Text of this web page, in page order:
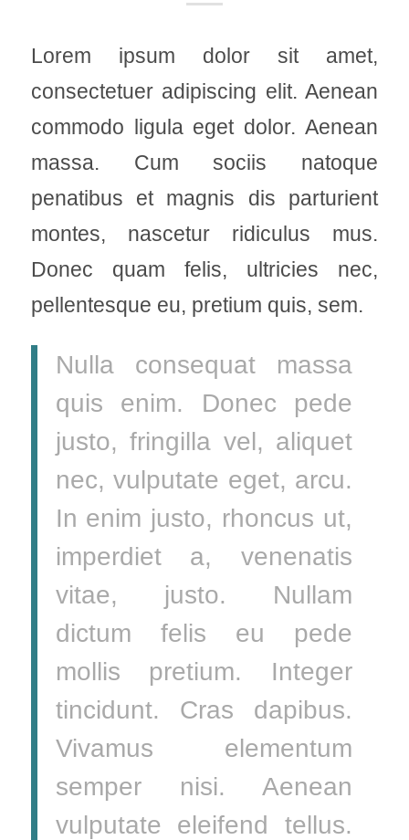
Lorem ipsum dolor sit amet,
consectetuer adipiscing elit. Aenean
commodo ligula eget dolor. Aenean
massa. Cum sociis natoque
penatibus et magnis dis parturient
montes, nascetur ridiculus mus.
Donec quam felis, ultricies nec,
pellentesque eu, pretium quis, sem.
Nulla consequat massa
quis enim. Donec pede
justo, fringilla vel, aliquet
nec, vulputate eget, arcu.
In enim justo, rhoncus ut,
imperdiet a, venenatis
vitae, justo. Nullam
dictum felis eu pede
mollis pretium. Integer
tincidunt. Cras dapibus.
Vivamus elementum
semper nisi. Aenean
vulputate eleifend tellus.